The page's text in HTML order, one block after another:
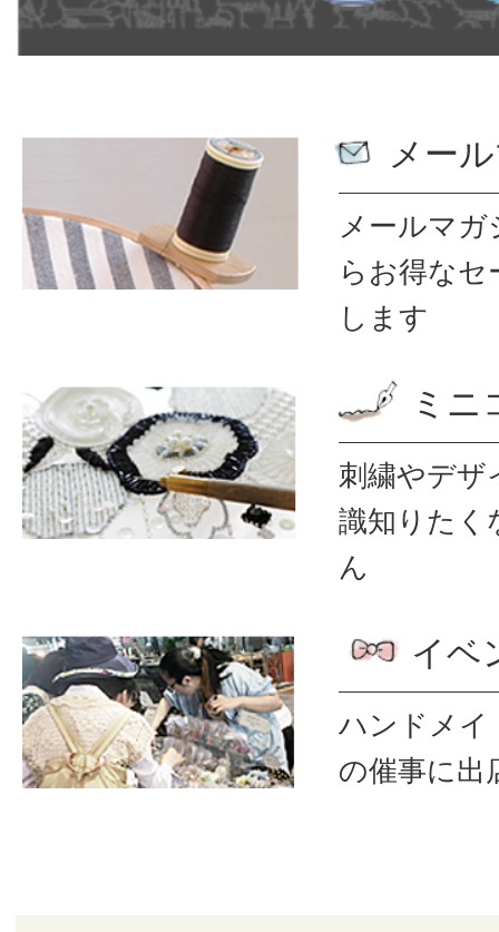
メー
メールマ
ら お得なセ
します
ミニ
刺繍やデザ
識知りたく
ん
イベ
ハンドメイ
の催事に出